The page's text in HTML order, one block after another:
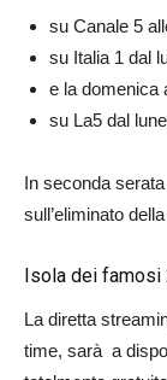
su Canale 5
su Italia 1 dal
e la domenica
su La5 dal
In seconda
sull’eliminato
Isola dei
La diretta
time, sarà a